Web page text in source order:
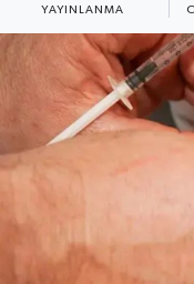
YAYINLANMA
Röportajlar